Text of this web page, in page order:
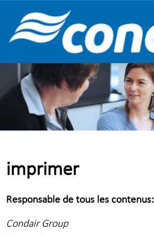
Allemand Anglais Français
imprimer
Responsable de tous les contenus:
Condair Group